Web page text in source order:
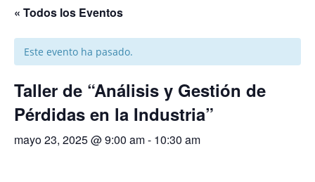
« Todos los Eventos
Este evento ha pasado.
Taller de “Análisis y Gestión de
Pérdidas en la Industria”
mayo 23, 2025 @ 9:00 am- 10:30 am